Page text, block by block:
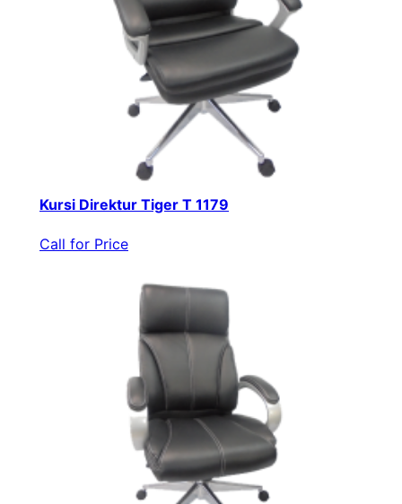
Kursi Direktur Tiger T 1179
Call for Price